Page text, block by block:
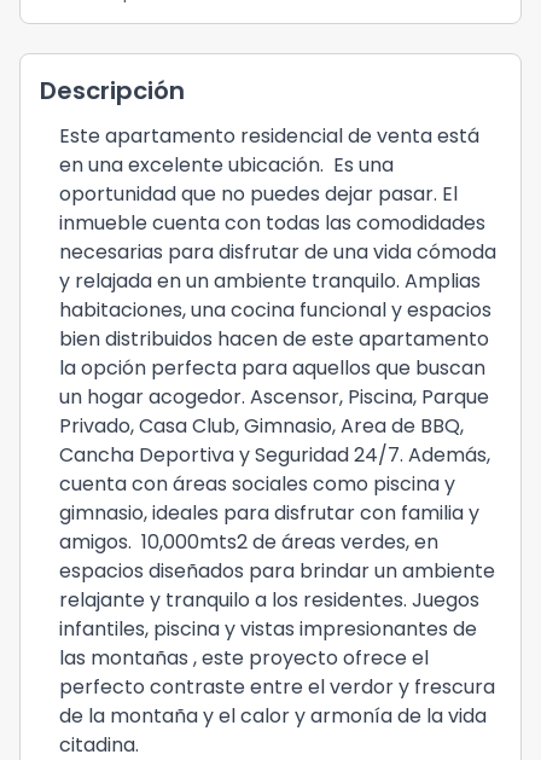
Descripción
Este apartamento residencial de venta está
en una excelente ubicación. Es una
oportunidad que no puedes dejar pasar. El
inmueble cuenta con todas las comodidades
necesarias para disfrutar de una vida cómoda
y relajada en un ambiente tranquilo. Amplias
habitaciones, una cocina funcional y espacios
bien distribuidos hacen de este apartamento
la opción perfecta para aquellos que buscan
un hogar acogedor. Ascensor, Piscina, Parque
Privado, Casa Club, Gimnasio, Area de BBQ,
Cancha Deportiva y Seguridad 24/7. Además,
cuenta con áreas sociales como piscina y
gimnasio, ideales para disfrutar con familia y
amigos. 10,000mts2 de áreas verdes, en
espacios diseñados para brindar un ambiente
relajante y tranquilo a los residentes. Juegos
infantiles, piscina y vistas impresionantes de
las montañas , este proyecto ofrece el
perfecto contraste entre el verdor y frescura
de la montaña y el calor y armonía de la vida
citadina.